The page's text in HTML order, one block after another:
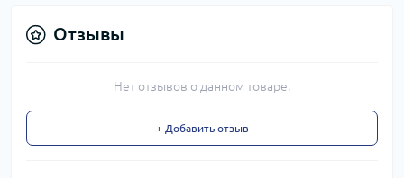
Отзывы
Нет отзывов о данном товаре.
+ Добавить отзыв